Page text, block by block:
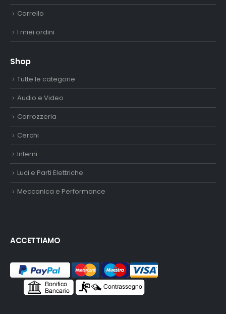
Carrello
I miei ordini
Shop
Tutte le categorie
Audio e Video
Carrozzeria
Cerchi
Interni
Luci e Parti Elettriche
Meccanica e Performance
ACCETTIAMO